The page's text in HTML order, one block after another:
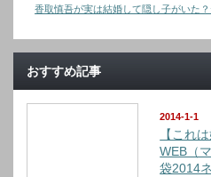
香取慎吾が実は結婚して隠し子がいた
おすすめ記事
2014-1-1
【これ
WEB（
袋2014